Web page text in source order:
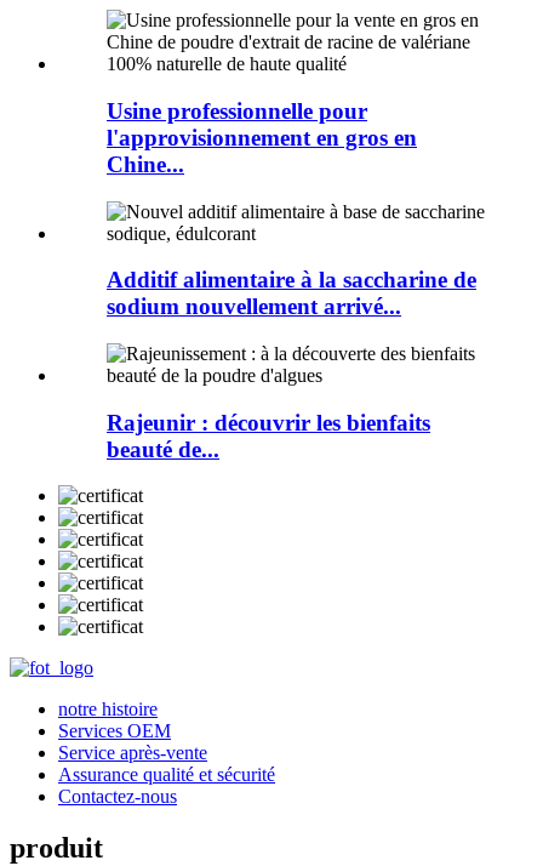
Usine professionnelle pour
l'approvisionnement en gros en
Chine...
Additif alimentaire à la saccharine de
sodium nouvellement arrivé...
Rajeunir : découvrir les bienfaits
beauté de...
notre histoire
Services OEM
Service après-vente
Assurance qualité et sécurité
Contactez-nous
produit